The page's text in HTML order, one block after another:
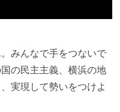
みんなで手をつないで
の民主主義、横浜の地
実現して勢いをつけよ